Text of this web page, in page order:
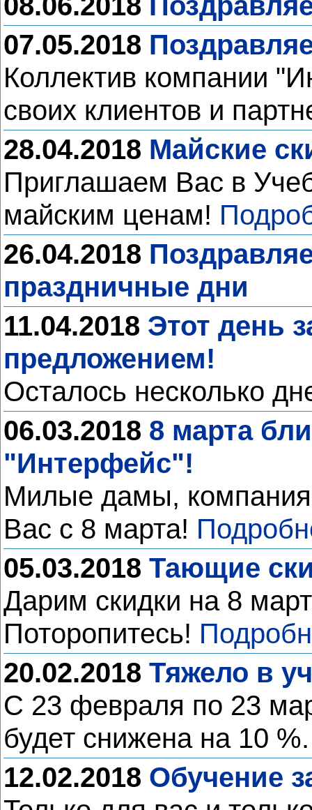
07.05.2018
Коллектив компании
своих клиентов и
28.04.2018 Майские
Приглашаем Вас в
майским ценам!
26.04.2018
праздничные дни
11.04.2018 Этот день
предложением!
Осталось несколько
06.03.2018 8 марта
"Интерфейс"!
Милые дамы,
Вас с 8 марта!
05.03.2018 Тающие
Дарим скидки на 8
Поторопитесь!
20.02.2018 Тяжело в
С 23 февраля по 23
будет снижена на 10
12.02.2018 Обучение